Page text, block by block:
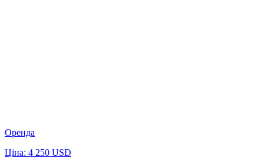
Оренда
Ціна: 4 250 USD